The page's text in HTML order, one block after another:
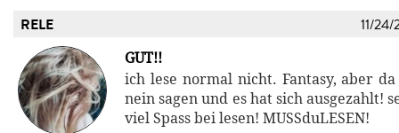
RELE 11/24/
GUT!!
ich lese normal nicht. Fantasy, aber
nein sagen und es hat sich ausgezahlt!
viel Spass bei lesen! MUSSduLESEN!